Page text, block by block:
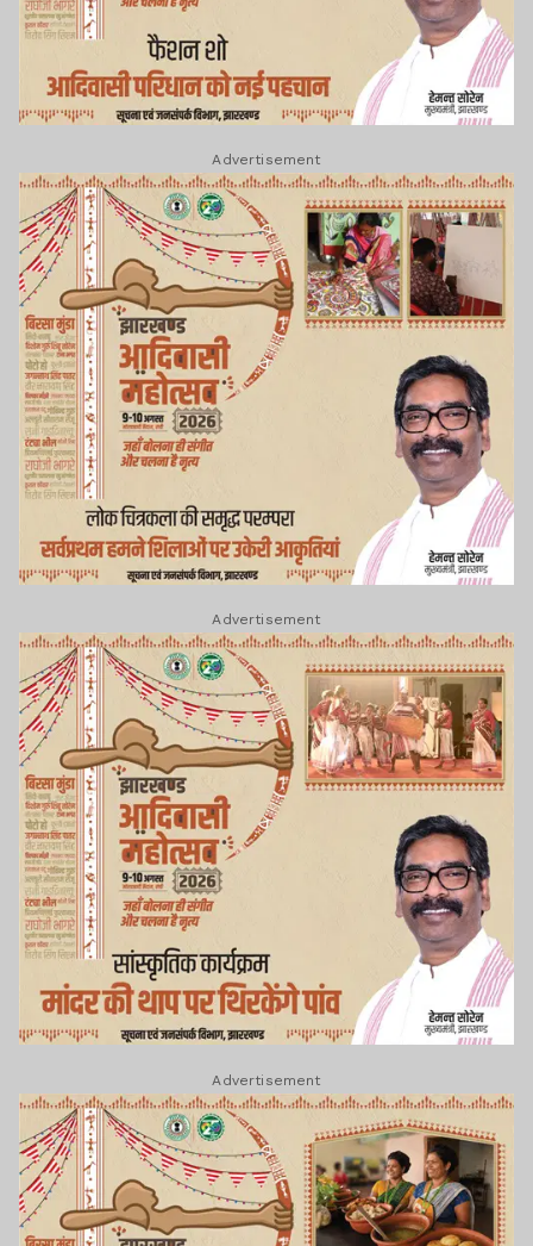
Advertisement
Advertisement
Advertisement